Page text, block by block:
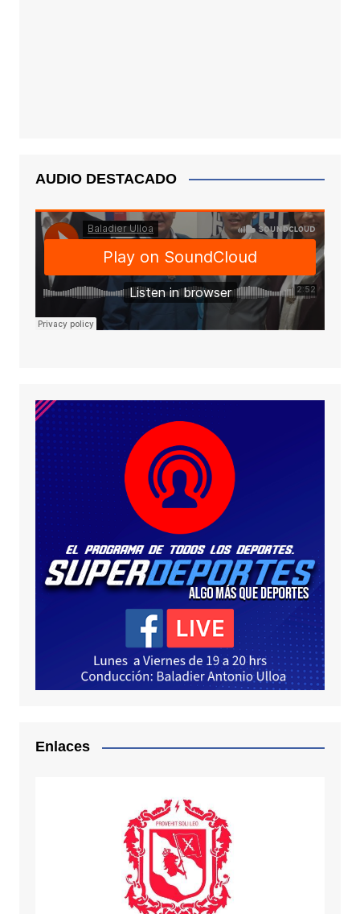
AUDIO DESTACADO
Enlaces